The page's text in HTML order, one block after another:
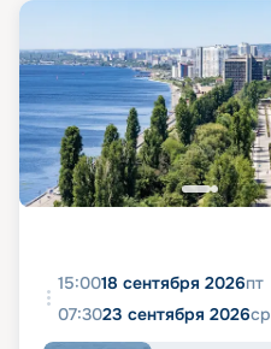
15:0018 сентября 2026пт
07:3023 сентября 2026ср